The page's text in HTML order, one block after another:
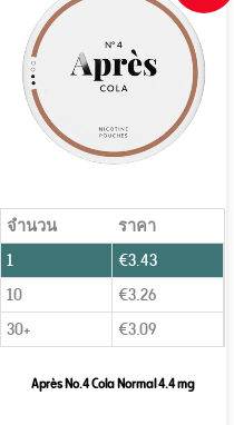
จำนวน
ราคา
1
€3.43
10
€3.26
30+
€3.09
Après No.4 Cola Normal 4.4 mg